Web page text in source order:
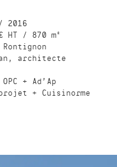
2016
HT / 870 m²
Rontignon
architecte
+ Ad’Ap
+ Cuisinorme